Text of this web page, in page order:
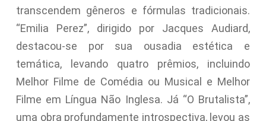
transcendem gêneros e fórmulas tradicionais.
“Emilia Perez”, dirigido por Jacques Audiard,
destacou-se por sua ousadia estética e
temática, levando quatro prêmios, incluindo
Melhor Filme de Comédia ou Musical e Melhor
Filme em Língua Não Inglesa. Já “O Brutalista”,
uma obra profundamente introspectiva, levou as